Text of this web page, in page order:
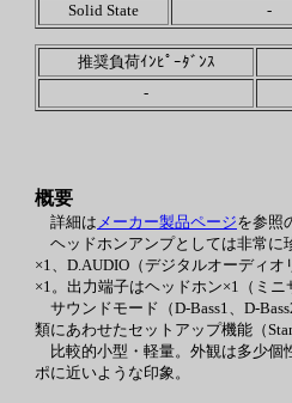
概要
詳細は メーカー製品ページを参照
ヘッドホンアンプとしては非常に
×1、D.AUDIO（デジタルオーディ
×1。出力端子はヘッドホン×1（ミニ
サウンドモード（D-Bass1、D-
類にあわせたセットアップ機能（
比較的小型・軽量。外観は多少個
ポに近いような印象。
Solid State
-
推奨負荷ｲﾝﾋﾟｰﾀﾞﾝｽ
-